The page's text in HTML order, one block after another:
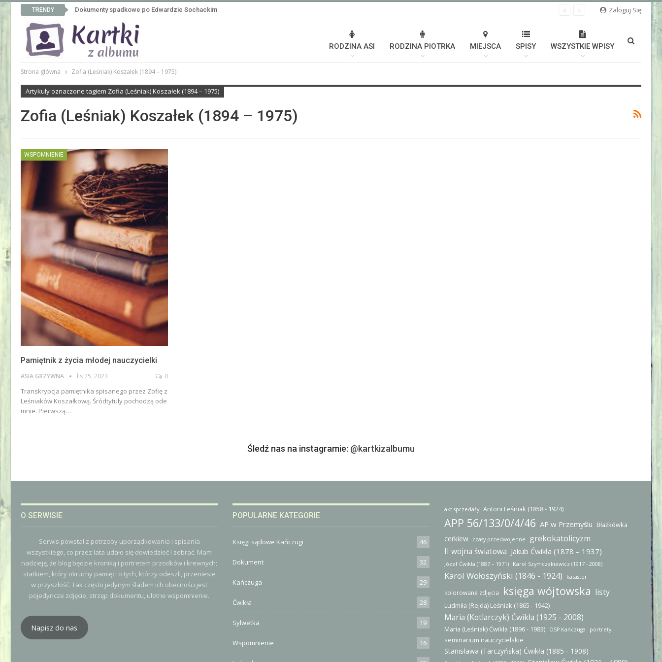
Zaloguj Się
TRENDY Dokumenty spadkowe po Edwardzie Sochackim
RODZINA ASI RODZINA PIOTRKA MIEJSCA SPISY WSZYSTKIE WPISY
Strona główna Zofia (Leśniak) Koszałek (1894 – 1975)
Artykuły oznaczone tagiem Zofia (Leśniak) Koszałek (1894 – 1975)
Zofia (Leśniak) Koszałek (1894 – 1975)
WSPOMNIENIE
Pamiętnik z życia młodej nauczycielki
ASIA GRZYWNA lis 25, 2023 0
Transkrypcja pamiętnika spisanego przez Zofię z
Leśniaków Koszałkową. Śródtytuły pochodzą ode
mnie. Pierwszą…
Śledź nas na instagramie: @kartkizalbumu
O SERWISIE
Serwis powstał z potrzeby uporządkowania i spisania
wszystkiego, co przez lata udało się dowiedzieć i zebrać. Mam
nadzieję, że blog będzie kroniką i portretem przodków i krewnych;
statkiem, który okruchy pamięci o tych, którzy odeszli, przeniesie
w przyszłość. Tak często jedynym śladem ich obecności jest
pojedyncze zdjęcie, strzęp dokumentu, ulotne wspomnienie.
Napisz do nas
POPULARNE KATEGORIE
Księgi sądowe Kańczugi 46
Dokument 32
Kańczuga 29
Ćwikła 28
Sylwetka 19
Wspomnienie 16
akt sprzedaży Antoni Leśniak (1858 - 1924)
APP 56/133/0/4/46 AP w Przemyślu Błażkówka
cerkiew czasy przedwojenne grekokatolicyzm
II wojna światowa Jakub Ćwikła (1878 – 1937)
Józef Ćwikła (1887 – 1971) Karol Szymczakiewicz (1917 - 2008)
Karol Wołoszyński (1846 - 1924) kataster
kolorowane zdjęcia księga wójtowska listy
Ludmiła (Rejda) Leśniak (1865 - 1942)
Maria (Kotlarczyk) Ćwikła (1925 - 2008)
Maria (Leśniak) Ćwikła (1896 - 1983) OSP Kańczuga portrety
seminarium nauczycielskie
Stanisława (Tarczyńska) Ćwikła (1885 - 1908)